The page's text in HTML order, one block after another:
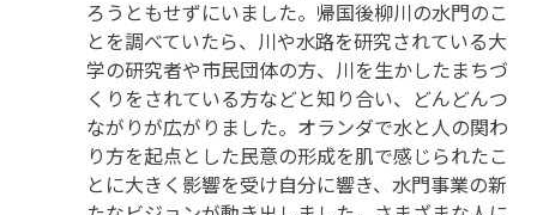
ろうともせずにいました。帰国後柳川の水門のこ
とを調べていたら、川や水路を研究されている大
学の研究者や市民団体の方、川を生かしたまちづ
くりをされている方などと知り合い、どんどんつ
ながりが広がりました。オランダで水と人の関わ
り方を起点とした民意の形成を肌で感じられたこ
とに大きく影響を受け自分に響き、水門事業の新